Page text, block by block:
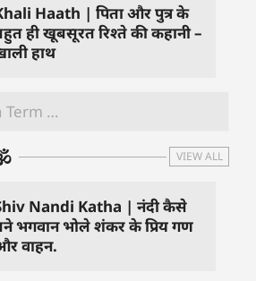
Haath | पिता और पुत्र के
ही खूबसूरत रिश्ते की कहानी –
हाथ
VIEW ALL
Nandi Katha | नंदी कैसे
भगवान भोले शंकर के प्रिय गण
वाहन.